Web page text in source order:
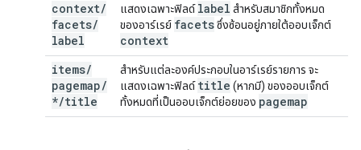
context/
facets/
label
แสดงเฉพาะฟิลด์label สำหรับสมาชิกทั้งหมด
ของอาร์เรย์ facetsซึ่งซ้อนอยู่ภายใต้ออบเจ็กต์
context
items/
pagemap/
*/title
สำหรับแต่ละองค์ประกอบในอาร์เรย์รายการ จะ
แสดงเฉพาะฟิลด์title (หากมี) ของออบเจ็กต์
ทั้งหมดที่เป็นออบเจ็กต์ย่อยของ pagemap